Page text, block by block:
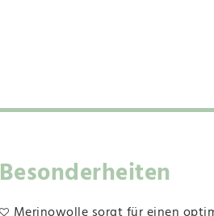
Besonderheiten